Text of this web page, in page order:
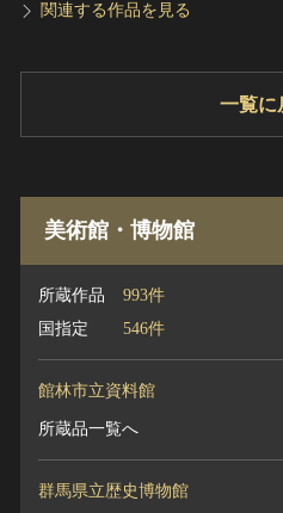
関連する作品を見る
一覧に
美術館・博物館
所蔵作品
993件
国指定
546件
館林市立資料館
所蔵品一覧へ
群馬県立歴史博物館